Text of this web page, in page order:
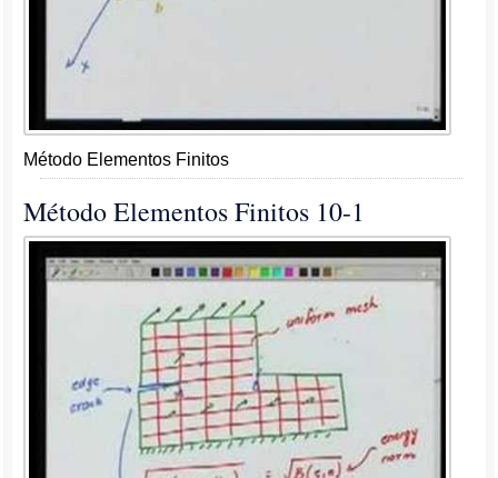
Método Elementos Finitos
Método Elementos Finitos 10-1